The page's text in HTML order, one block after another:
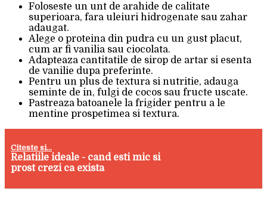
Foloseste un unt de arahide de calitate
superioara, fara uleiuri hidrogenate sau zahar
adaugat.
Alege o proteina din pudra cu un gust placut,
cum ar fi vanilia sau ciocolata.
Adapteaza cantitatile de sirop de artar si esenta
de vanilie dupa preferinte.
Pentru un plus de textura si nutritie, adauga
seminte de in, fulgi de cocos sau fructe uscate.
Pastreaza batoanele la frigider pentru a le
mentine prospetimea si textura.
Citeste si...
Relatiile ideale - cand esti mic si
prost crezi ca exista